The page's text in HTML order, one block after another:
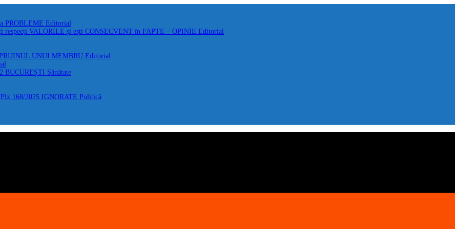
PROBLEME Editorial
VALORILE și ești CONSECVENT în FAPTE – OPINIE Editorial
UNUI MEMBRU Editorial
BUCUREȘTI Sănătate
168/2025 IGNORATE Politică